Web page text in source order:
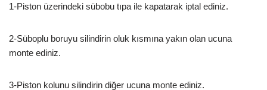
1-Piston üzerindeki sübobu tıpa ile kapatarak iptal ediniz.
2-Süboplu boruyu silindirin oluk kısmına yakın olan ucuna
monte ediniz.
3-Piston kolunu silindirin diğer ucuna monte ediniz.